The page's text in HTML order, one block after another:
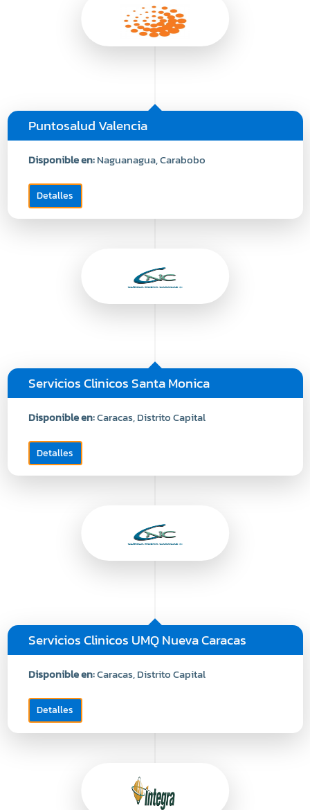
Puntosalud Valencia
Disponible en:Naguanagua, Carabobo
Detalles
Servicios Clinicos Santa Monica
Disponible en:Caracas, Distrito Capital
Detalles
Servicios Clinicos UMQ Nueva Caracas
Disponible en:Caracas, Distrito Capital
Detalles